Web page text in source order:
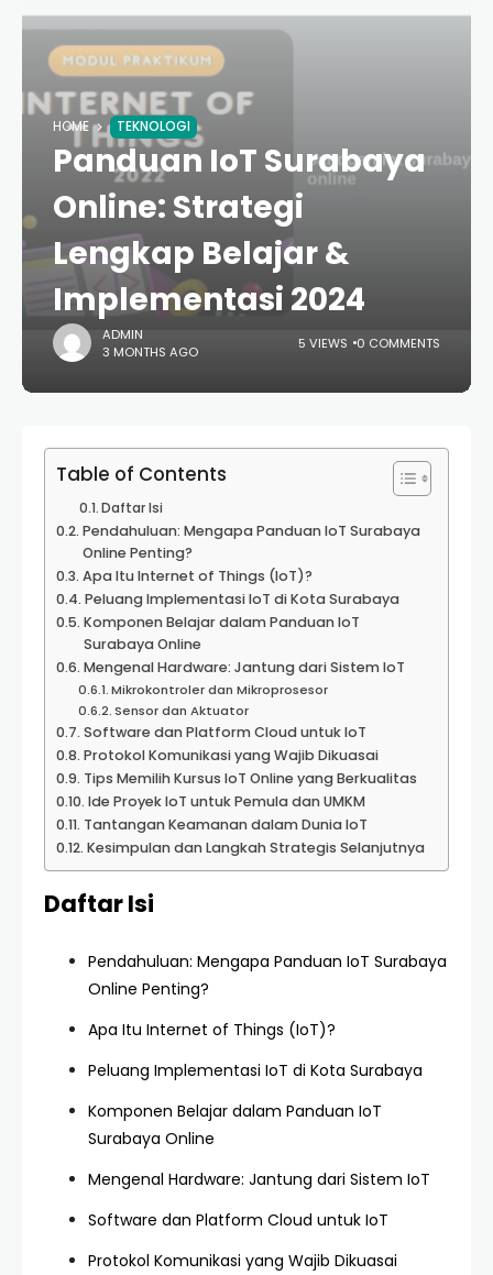
HOME TEKNOLOGI
Panduan IoT Surabaya
Online: Strategi
Lengkap Belajar &
Implementasi 2024
ADMIN
3 MONTHS AGO
5 VIEWS 0 COMMENTS
Table of Contents
Daftar Isi
Pendahuluan: Mengapa Panduan IoT Surabaya
Online Penting?
Apa Itu Internet of Things (IoT)?
Peluang Implementasi IoT di Kota Surabaya
Komponen Belajar dalam Panduan IoT
Surabaya Online
Mengenal Hardware: Jantung dari Sistem IoT
Mikrokontroler dan Mikroprosesor
Sensor dan Aktuator
Software dan Platform Cloud untuk IoT
Protokol Komunikasi yang Wajib Dikuasai
Tips Memilih Kursus IoT Online yang Berkualitas
Ide Proyek IoT untuk Pemula dan UMKM
Tantangan Keamanan dalam Dunia IoT
Kesimpulan dan Langkah Strategis Selanjutnya
Daftar Isi
Pendahuluan: Mengapa Panduan IoT Surabaya
Online Penting?
Apa Itu Internet of Things (IoT)?
Peluang Implementasi IoT di Kota Surabaya
Komponen Belajar dalam Panduan IoT
Surabaya Online
Mengenal Hardware: Jantung dari Sistem IoT
Software dan Platform Cloud untuk IoT
Protokol Komunikasi yang Wajib Dikuasai